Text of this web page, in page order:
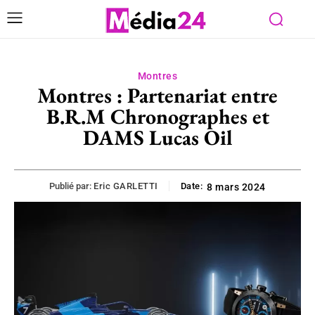
Montres
Montres : Partenariat entre
B.R.M Chronographes et
DAMS Lucas Oil
Publié par: Eric GARLETTI Date: 8 mars 2024